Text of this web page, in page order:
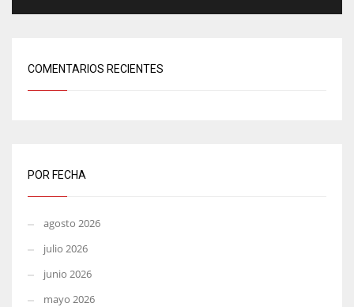
COMENTARIOS RECIENTES
POR FECHA
agosto 2026
julio 2026
junio 2026
mayo 2026